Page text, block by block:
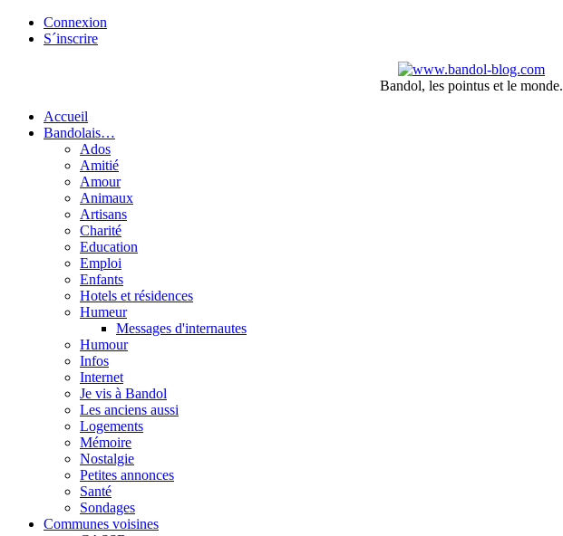
Connexion
S´inscrire
Bandol, les pointus et le monde.
Accueil
Bandolais…
Ados
Amitié
Amour
Animaux
Artisans
Charité
Education
Emploi
Enfants
Hotels et résidences
Humeur
Messages d'internautes
Humour
Infos
Internet
Je vis à Bandol
Les anciens aussi
Logements
Mémoire
Nostalgie
Petites annonces
Santé
Sondages
Communes voisines